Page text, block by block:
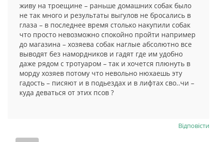
живу на троещине – раньше домашних собак было
не так много и результаты выгулов не бросались в
глаза – в последнее время столько накупили собак
что просто невозможно спокойно пройти например
до магазина – хозяева собак наглые абсолютно все
выводят без намордников и гадят где им удобно
даже рядом с тротуаром – так и хочется плюнуть в
морду хозяев потому что невольно нюхаешь эту
гадость – писяют и в подьездах и в лифтах сво..чи –
куда деваться от этих псов ?
Відповіcти